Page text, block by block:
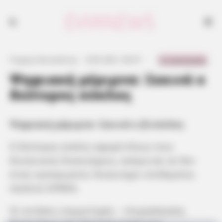
Ψηφιακή μέριμνα: Ξεκινά ο
δεύτερος κύκλος
Ψηφιακή μέριμνα: Ξεκινά ο β κύκλος